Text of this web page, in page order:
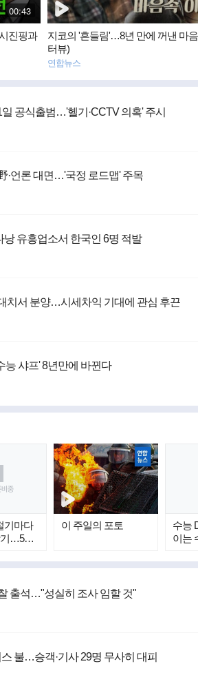
재
생
시
간
00:43
진핑과
지코의 '흔들림'…8년 만에 꺼낸 마
터뷰)
연합뉴스
공식출범…'헬기·CCTV 의혹' 주시
·언론 대면…'국정 로드맵' 주목
유흥업소서 한국인 6명 적발
치서 분양…시세차익 기대에 관심 후끈
능 샤프' 8년만에 바뀐다
기마다
…5가
이 주일의 포토
수능
이는
출석…"성실히 조사 임할 것"
불…승객·기사 29명 무사히 대피